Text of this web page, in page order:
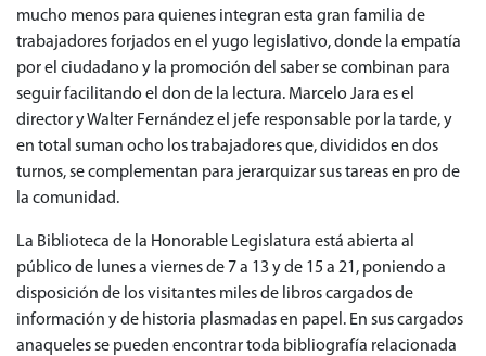
mucho menos para quienes integran esta gran familia de
trabajadores forjados en el yugo legislativo, donde la empatía
por el ciudadano y la promoción del saber se combinan para
seguir facilitando el don de la lectura. Marcelo Jara es el
director y Walter Fernández el jefe responsable por la tarde, y
en total suman ocho los trabajadores que, divididos en dos
turnos, se complementan para jerarquizar sus tareas en pro de
la comunidad.
La Biblioteca de la Honorable Legislatura está abierta al
público de lunes a viernes de 7 a 13 y de 15 a 21, poniendo a
disposición de los visitantes miles de libros cargados de
información y de historia plasmadas en papel. En sus cargados
anaqueles se pueden encontrar toda bibliografía relacionada